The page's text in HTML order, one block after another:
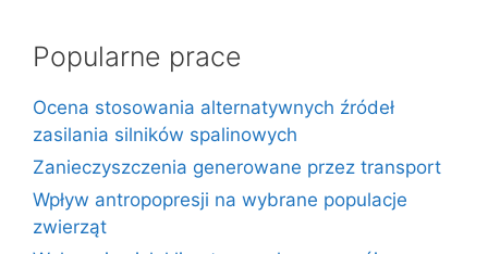
Popularne prace
Ocena stosowania alternatywnych źródeł
zasilania silników spalinowych
Zanieczyszczenia generowane przez transport
Wpływ antropopresji na wybrane populacje
zwierząt